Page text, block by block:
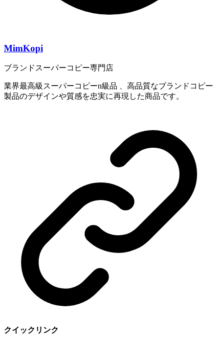
MimKopi
ブランドスーパーコピー専門店
業界最高級スーパーコピーn級品 、高品質なブランドコピー
製品のデザインや質感を忠実に再現した商品です。
クイックリンク